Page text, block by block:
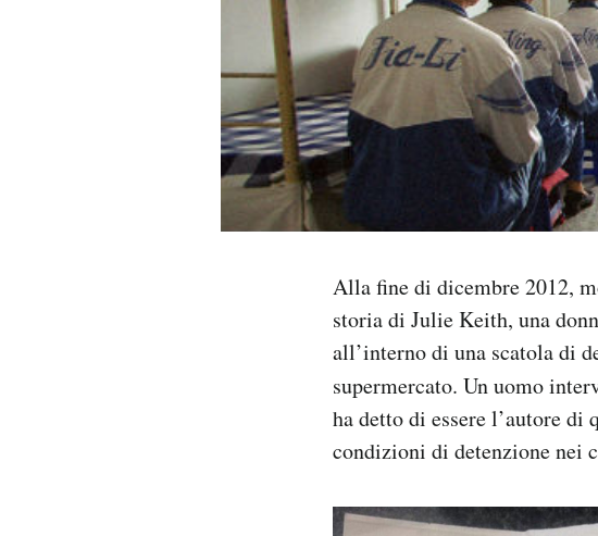
Alla fine di dicembre 2012,
storia di Julie Keith, una
all’interno di una scatola di
supermercato. Un uomo
ha detto di essere l’autore
condizioni di detenzione nei